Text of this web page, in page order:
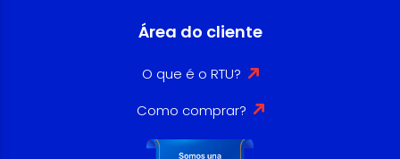
Área do cliente
O que é o RTU?
Como comprar?